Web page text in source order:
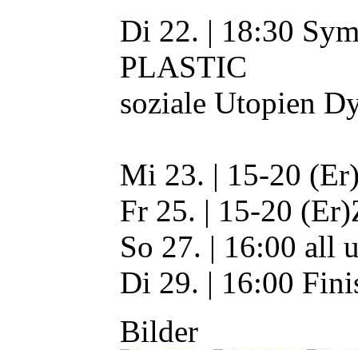
Di 22. | 18:30
PLASTIC
soziale Utopien
Mi 23. | 15-20
Fr 25. | 15-20
So 27. | 16:00 all
Di 29. | 16:00
Bilder